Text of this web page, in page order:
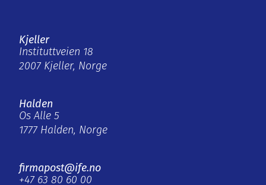
Kjeller
Instituttveien 18
2007 Kjeller, Norge
Halden
Os Alle 5
1777 Halden, Norge
firmapost@ife.no
+47 63 80 60 00